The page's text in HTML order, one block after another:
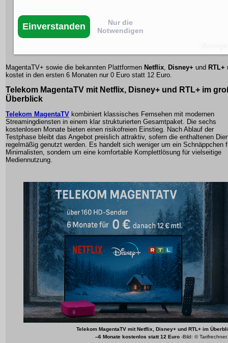
MagentaTV+ sowie die bekannten Plattformen Netflix, Disney+ und RTL+
kostet in den ersten 6 Monaten nur 0 Euro statt 12 Euro.
Telekom MagentaTV mit Netflix, Disney+ und RTL+ im
Überblick
Telekom MagentaTV kombiniert klassisches Fernsehen mit modernen
Streamingdiensten in einem klar strukturierten Gesamtpaket. Die sechs
kostenlosen Monate bieten einen risikofreien Einstieg. Nach Ablauf der
Testphase bleibt das Angebot preislich attraktiv, sofern die enthaltenen
regelmäßig genutzt werden. Es handelt sich weniger um ein Schnäppchen
Minimalisten, sondern um eine komfortable Komplettlösung für vielseitige
Mediennutzung.
Telekom MagentaTV mit Netflix, Disney+ und RTL+ im
--6 Monate kostenlos statt 12 Euro -Bild: ©
Einverstanden
Nur die
Notwendigen